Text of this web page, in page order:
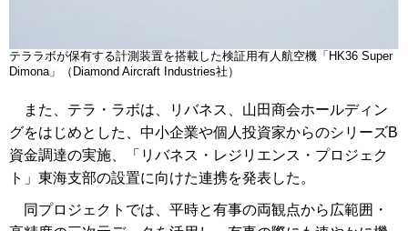
テララボが保有する計測装置を搭載した検証用有人航空機「HK36 Super
Dimona」（Diamond Aircraft Industries社）
また、テラ・ラボは、リバネス、山田商会ホールディン
グをはじめとした、中小企業や個人投資家からのシリーズB
資金調達の実施、「リバネス・レジリエンス・プロジェク
ト」東海支部の設置に向けた連携を発表した。
同プロジェクトでは、平時と有事の両観点から広範囲・